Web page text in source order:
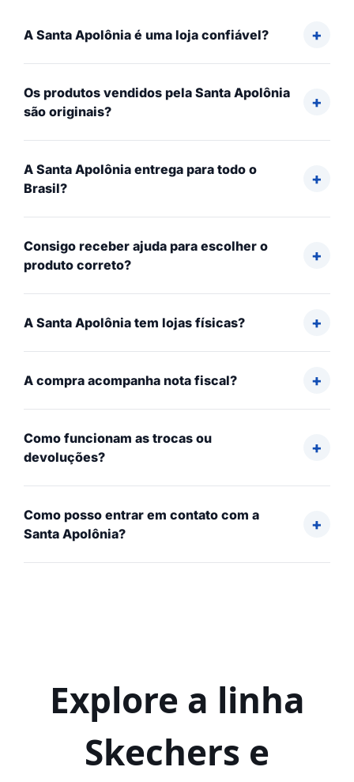
A Santa Apolônia é uma loja confiável?
Os produtos vendidos pela Santa Apolônia
são originais?
A Santa Apolônia entrega para todo o
Brasil?
Consigo receber ajuda para escolher o
produto correto?
A Santa Apolônia tem lojas físicas?
A compra acompanha nota fiscal?
Como funcionam as trocas ou
devoluções?
Como posso entrar em contato com a
Santa Apolônia?
Explore a linha
Skechers e